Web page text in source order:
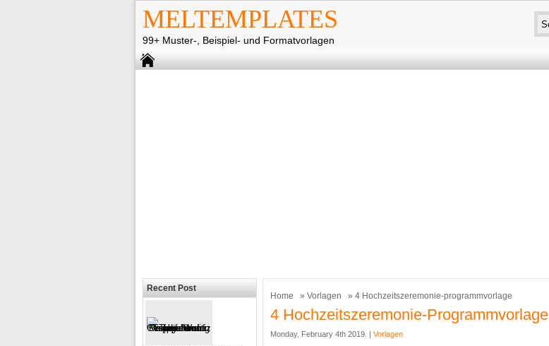
MELTEMPLATES
99+ Muster-, Beispiel- und Formatvorlagen
Home » Vorlagen » 4 Hochzeitszeremonie-programmvorlage
4 Hochzeitszeremonie-Programmvorlage
Monday, February 4th 2019. | Vorlagen
Recent Post